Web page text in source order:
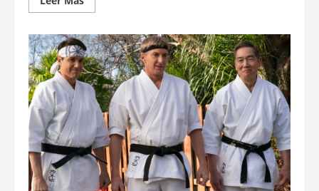
más
Cobra
Kai
–
Temporada
6
Parte
1